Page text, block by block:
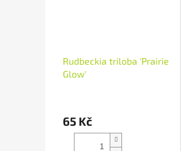
Rudbeckia triloba 'Prairie
Glow'
65 Kč